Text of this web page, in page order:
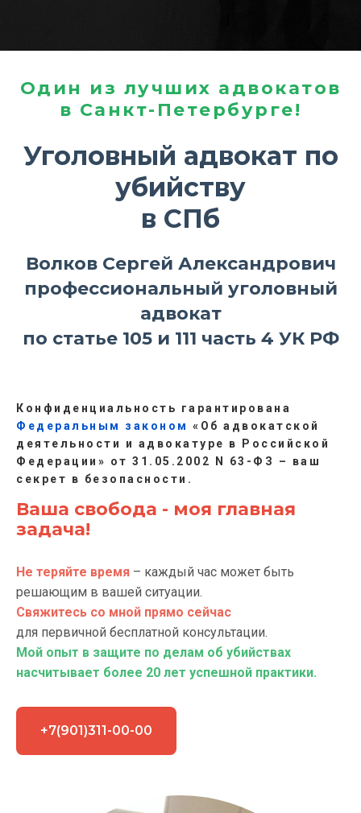
Один из лучших адвокатов
в Санкт-Петербурге!
Уголовный адвокат по
убийству
в СПб
Волков Сергей Александрович
профессиональный уголовный
адвокат
по статье 105 и 111 часть 4 УК РФ
Конфиденциальность гарантирована
Федеральным законом «Об адвокатской
деятельности и адвокатуре в Российской
Федерации» от 31.05.2002 N 63-ФЗ – ваш
секрет в безопасности.
Ваша свобода - моя главная
задача!
Не теряйте время – каждый час может быть
решающим в вашей ситуации.
Свяжитесь со мной прямо сейчас
для первичной бесплатной консультации.
Мой опыт в защите по делам об убийствах
насчитывает более 20 лет успешной практики.
+7(901)311-00-00